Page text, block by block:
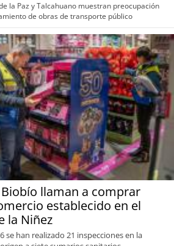
la Paz y Talcahuano muestran preocupación
de obras de transporte público
llaman a comprar
establecido en el
la Niñez
se han realizado 21 inspecciones en la